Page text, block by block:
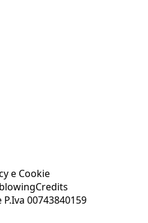
e Cookie
Credits
00743840159